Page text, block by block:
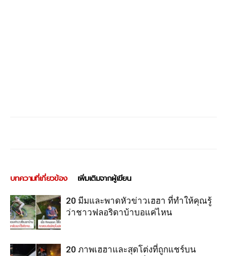
บทความที่เกี่ยวข้อง เพิ่มเติมจากผู้เขียน
20 มีมและพาดหัวข่าวเฮฮา ที่ทำให้คุณรู้
ว่าชาวฟลอริดาบ้าบอแค่ไหน
20 ภาพเฮฮาและสุดโต่งที่ถูกแชร์บน